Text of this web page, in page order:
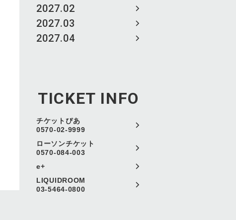
2027.02
2027.03
2027.04
TICKET INFO
チケットぴあ
0570-02-9999
ローソンチケット
0570-084-003
e+
LIQUIDROOM
03-5464-0800